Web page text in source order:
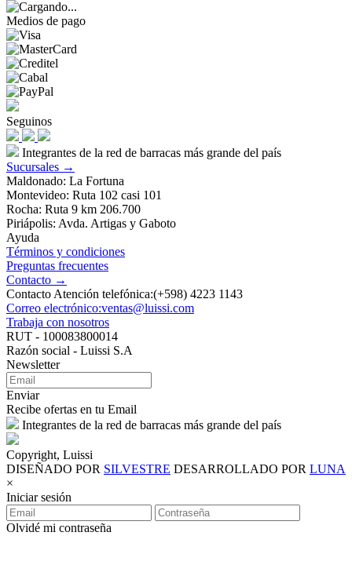
Medios de pago
Seguinos
Integrantes de la red de barracas más grande del país
Sucursales →
Maldonado: La Fortuna
Montevideo: Ruta 102 casi 101
Rocha: Ruta 9 km 206.700
Piriápolis: Avda. Artigas y Gaboto
Ayuda
Términos y condiciones
Preguntas frecuentes
Contacto →
Contacto Atención telefónica:(+598) 4223 1143
Correo electrónico:ventas@luissi.com
Trabaja con nosotros
RUT - 100083800014
Razón social - Luissi S.A
Newsletter
Enviar
Recibe ofertas en tu Email
Integrantes de la red de barracas más grande del país
Copyright, Luissi
DISEÑADO POR SILVESTRE DESARROLLADO POR LUNA
×
Iniciar sesión
Olvidé mi contraseña